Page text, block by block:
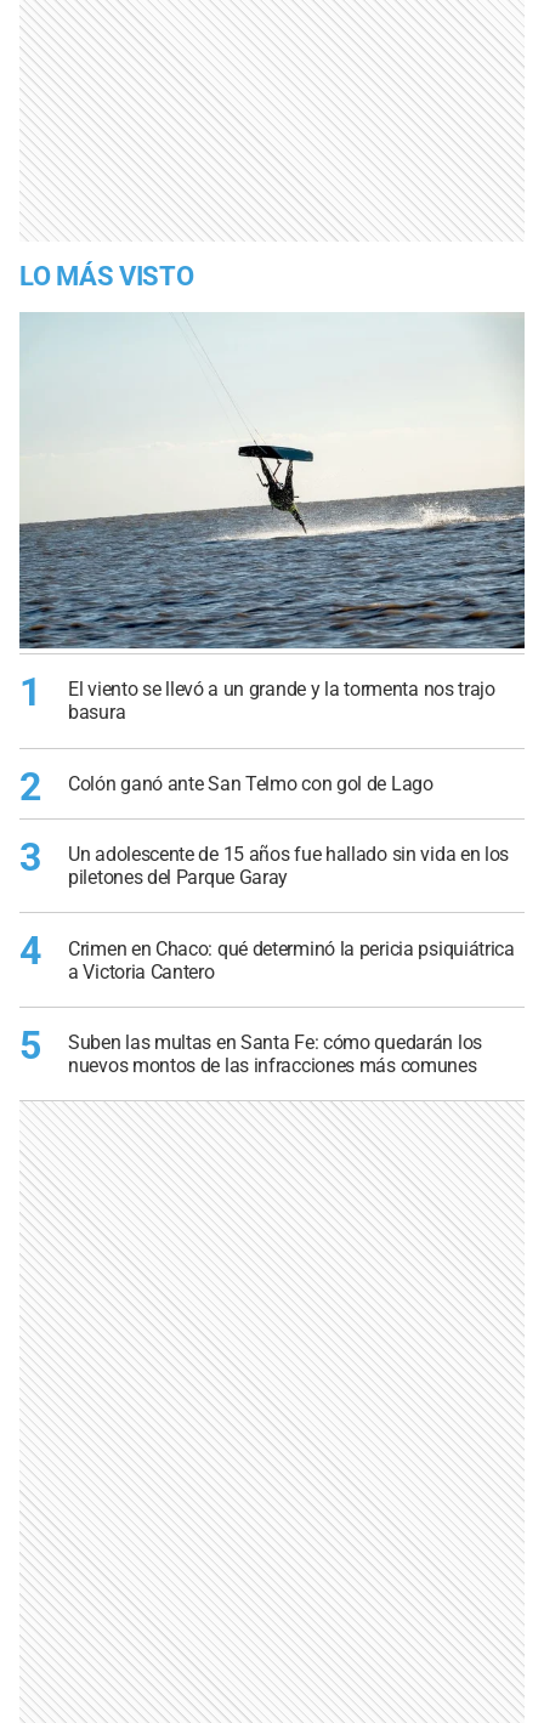
LO MÁS VISTO
1
El viento se llevó a un grande y la tormenta nos trajo
basura
2 Colón ganó ante San Telmo con gol de Lago
3
Un adolescente de 15 años fue hallado sin vida en los
piletones del Parque Garay
4
Crimen en Chaco: qué determinó la pericia psiquiátrica
a Victoria Cantero
5
Suben las multas en Santa Fe: cómo quedarán los
nuevos montos de las infracciones más comunes